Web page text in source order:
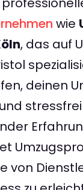
wie
, das auf
deinen
von